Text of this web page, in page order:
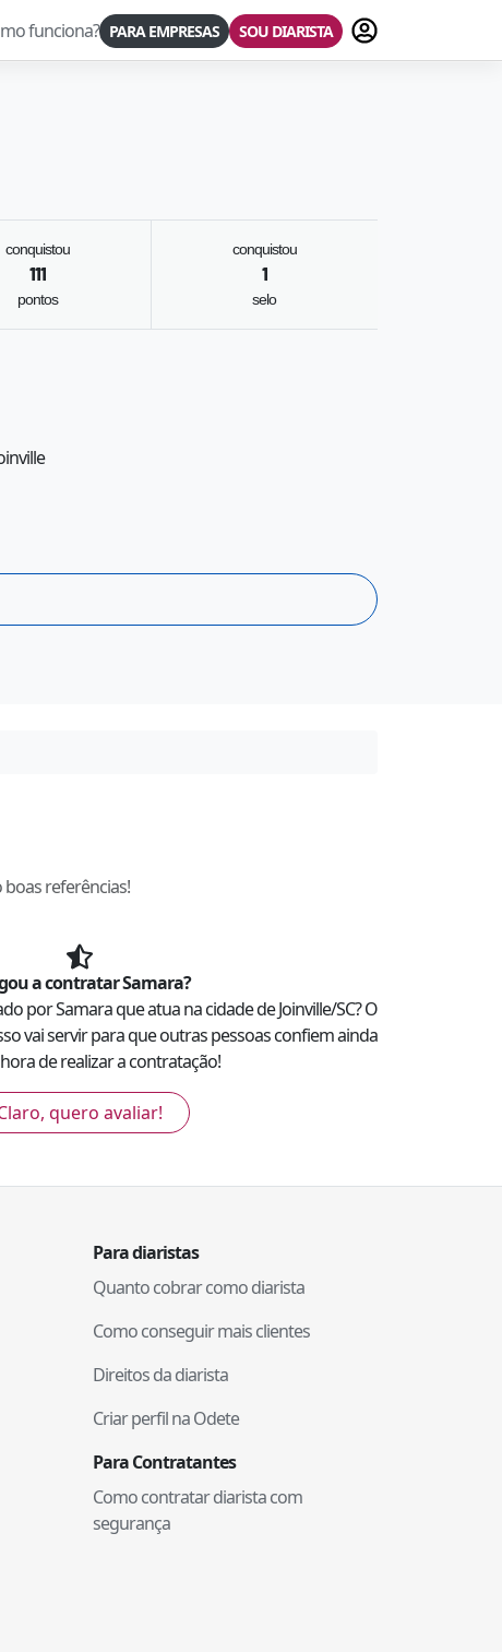
funciona? PARA EMPRESAS SOU DIARISTA Fazer login
conquistou
111
pontos
conquistou
1
selo
referências!
a contratarSamara?
porSamaraque atua na cidade deJoinville/SC? O
vai servir para que outras pessoas confiem ainda
de realizar a contratação!
quero avaliar!
Para diaristas
Quanto cobrar como diarista
Como conseguir mais clientes
Direitos da diarista
Criar perfil na Odete
Para Contratantes
Como contratar diarista com
segurança